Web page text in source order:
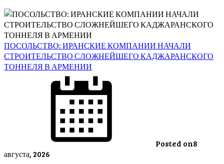
ПОСОЛЬСТВО: ИРАНСКИЕ КОМПАНИИ НАЧАЛИ
СТРОИТЕЛЬСТВО СЛОЖНЕЙШЕГО КАДЖАРАНСКОГО
ТОННЕЛЯ В АРМЕНИИ
Posted on8
августа, 2026